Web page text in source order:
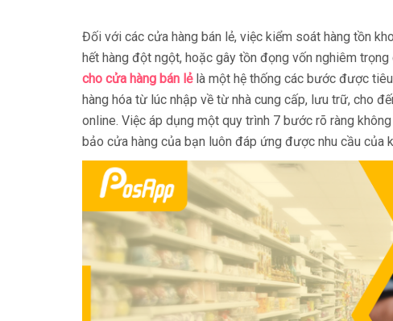
Đối với các cửa hàng bán lẻ, việc kiểm soát hàng tồn
hết hàng đột ngột, hoặc gây tồn đọng vốn nghiêm trọng
cho cửa hàng bán lẻlà một hệ thống các bước được
hàng hóa từ lúc nhập về từ nhà cung cấp, lưu trữ, cho
online. Việc áp dụng một quy trình 7 bước rõ ràng
bảo cửa hàng của bạn luôn đáp ứng được nhu cầu của